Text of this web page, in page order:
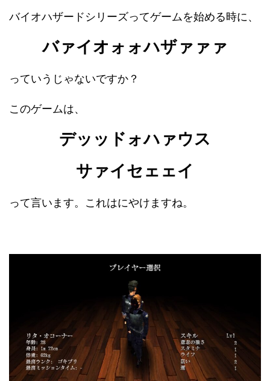
バイオハザードシリーズってゲームを始める時に、
バァイオォォハザァァァ
っていうじゃないですか？
このゲームは、
デッッドォハァウス
サァイセェェイ
って言います。これはにやけますね。